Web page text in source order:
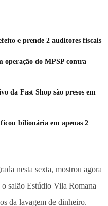
e prende 2 auditores fiscais
operação do MPSP contra
da Fast Shop são presos em
bilionária em apenas 2
nesta sexta, mostrou agora
salão Estúdio Vila Romana
da lavagem de dinheiro.